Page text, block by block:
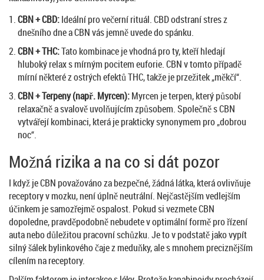
CBN + CBD:Ideální pro večerní rituál. CBD odstraní stres z
dnešního dne a CBN vás jemně uvede do spánku.
CBN + THC:Tato kombinace je vhodná pro ty, kteří hledají
hluboký relax s mírným pocitem euforie. CBN v tomto případě
mírní některé z ostrých efektů THC, takže je przežitek „měkčí“.
CBN + Terpeny (např. Myrcen):Myrcen je terpen, který působí
relaxačně a svalově uvolňujícím způsobem. Společně s CBN
vytvářejí kombinaci, která je prakticky synonymem pro „dobrou
noc“.
Možná rizika a na co si dát pozor
I když je CBN považováno za bezpečné, žádná látka, která ovlivňuje
receptory v mozku, není úplně neutrální. Nejčastějším vedlejším
účinkem je samozřejmě ospalost. Pokud si vezmete CBN
dopoledne, pravděpodobně nebudete v optimální formě pro řízení
auta nebo důležitou pracovní schůzku. Je to v podstatě jako vypít
silný šálek bylinkového čaje z meduňky, ale s mnohem preciznějším
cílením na receptory.